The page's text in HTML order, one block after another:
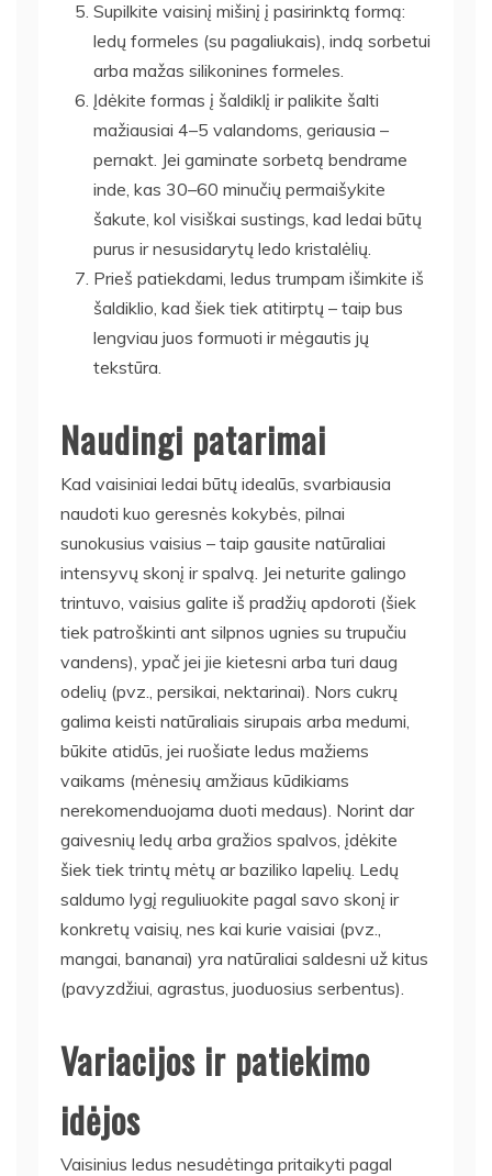
Supilkite vaisinį mišinį į pasirinktą formą:
ledų formeles (su pagaliukais), indą sorbetui
arba mažas silikonines formeles.
Įdėkite formas į šaldiklį ir palikite šalti
mažiausiai 4–5 valandoms, geriausia –
pernakt. Jei gaminate sorbetą bendrame
inde, kas 30–60 minučių permaišykite
šakute, kol visiškai sustings, kad ledai būtų
purus ir nesusidarytų ledo kristalėlių.
Prieš patiekdami, ledus trumpam išimkite iš
šaldiklio, kad šiek tiek atitirptų – taip bus
lengviau juos formuoti ir mėgautis jų
tekstūra.
Naudingi patarimai
Kad vaisiniai ledai būtų idealūs, svarbiausia
naudoti kuo geresnės kokybės, pilnai
sunokusius vaisius – taip gausite natūraliai
intensyvų skonį ir spalvą. Jei neturite galingo
trintuvo, vaisius galite iš pradžių apdoroti (šiek
tiek patroškinti ant silpnos ugnies su trupučiu
vandens), ypač jei jie kietesni arba turi daug
odelių (pvz., persikai, nektarinai). Nors cukrų
galima keisti natūraliais sirupais arba medumi,
būkite atidūs, jei ruošiate ledus mažiems
vaikams (mėnesių amžiaus kūdikiams
nerekomenduojama duoti medaus). Norint dar
gaivesnių ledų arba gražios spalvos, įdėkite
šiek tiek trintų mėtų ar baziliko lapelių. Ledų
saldumo lygį reguliuokite pagal savo skonį ir
konkretų vaisių, nes kai kurie vaisiai (pvz.,
mangai, bananai) yra natūraliai saldesni už kitus
(pavyzdžiui, agrastus, juoduosius serbentus).
Variacijos ir patiekimo
idėjos
Vaisinius ledus nesudėtinga pritaikyti pagal